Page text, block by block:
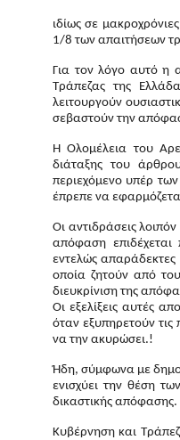
ιδίως σε
1/8 των απαιτήσεων
Για τον λόγο αυτό η
Τράπεζας της
λειτουργούν
σεβαστούν την
Η Ολομέλεια του
διάταξης του
περιεχόμενο υπέρ
έπρεπε να
Οι αντιδράσεις
απόφαση επιδέχεται
εντελώς
οποία ζητούν από
διευκρίνιση της
Οι εξελίξεις αυτές
όταν εξυπηρετούν
να την ακυρώσει.!
Ήδη, σύμφωνα με
ενισχύει την θέση
δικαστικής απόφασης.
Κυβέρνηση και